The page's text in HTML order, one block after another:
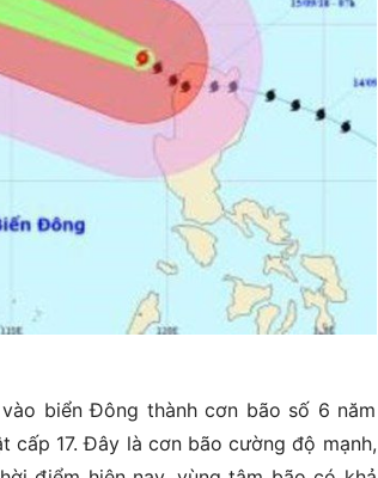
biển Đông thành cơn bão số 6 năm
cấp 17. Đây là cơn bão cường độ mạnh,